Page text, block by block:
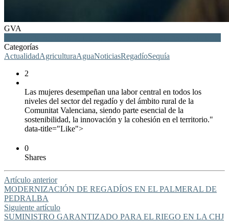
GVA
Categorías
ActualidadAgriculturaAguaNoticiasRegadíoSequía
2
Las mujeres desempeñan una labor central en todos los
niveles del sector del regadío y del ámbito rural de la
Comunitat Valenciana, siendo parte esencial de la
sostenibilidad, la innovación y la cohesión en el territorio."
data-title="Like">
0
Shares
Artículo anterior
MODERNIZACIÓN DE REGADÍOS EN EL PALMERAL DE
PEDRALBA
Siguiente artículo
SUMINISTRO GARANTIZADO PARA EL RIEGO EN LA CHJ